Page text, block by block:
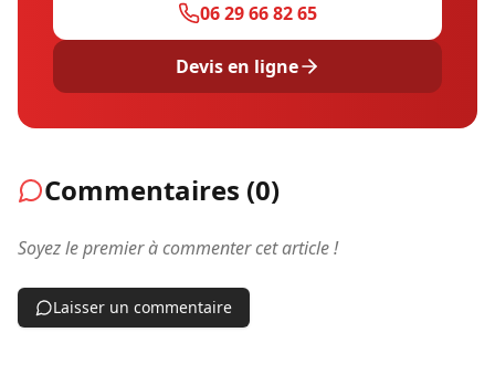
06 29 66 82 65
Devis en ligne
Commentaires (0)
Soyez le premier à commenter cet article !
Laisser un commentaire